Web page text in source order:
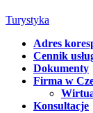
Turystyka
Adres
Cennik
Dokumenty
Firma w
Konsultacje